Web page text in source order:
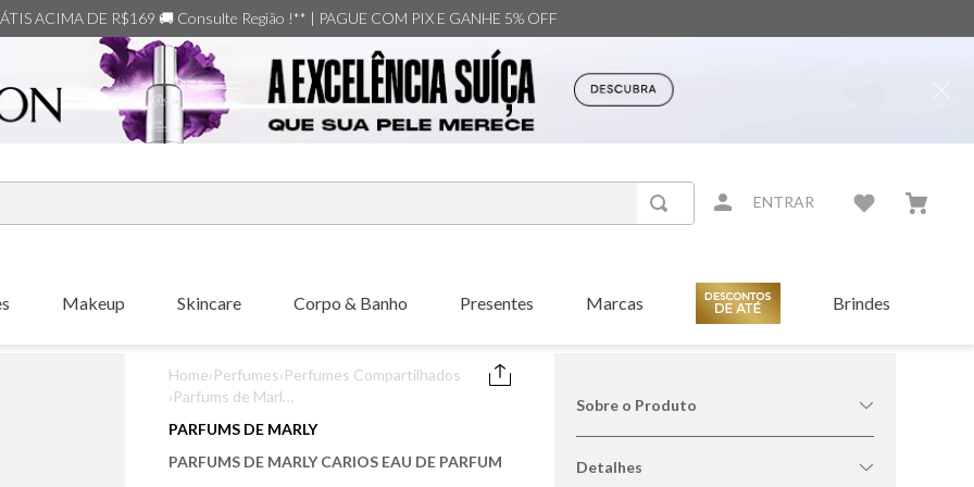
ACIMA DE R$169 🚚 Consulte Região !** | PAGUE COM PIX E GANHE 5% OFF
ENTRAR
Makeup Skincare Corpo & Banho Presentes Marcas Brindes
Home›Perfumes›Perfumes Compartilhados
›Parfums de Marly
Parfum
PARFUMS DE MARLY
PARFUMS DE MARLY CARIOS EAU DE PARFUM
Sobre o Produto
Detalhes